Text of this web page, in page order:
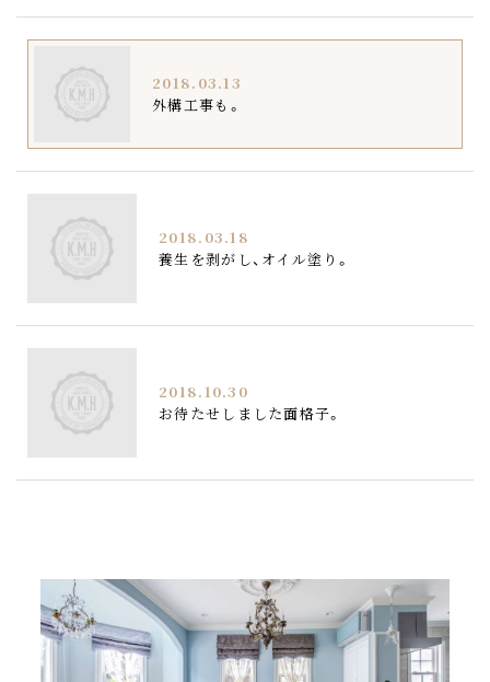
2018.03.13
外構工事も。
2018.03.18
養生を剥がし、オイル塗り。
2018.10.30
お待たせしました面格子。